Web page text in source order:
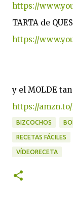
https://
https://
https://amzn.to/
BIZCOCHOS
RECETAS FÁCILES
VÍDEORECETA